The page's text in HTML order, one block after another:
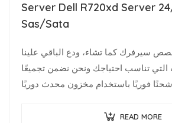
Server Dell R720xd Server
Sas/Sata
التي تناسب احتياجك ونحن نضمن تجميعًا
READ MORE